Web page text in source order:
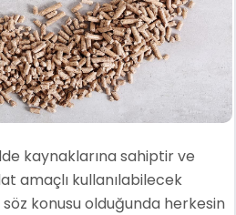
kaynaklarına sahiptir ve
amaçlı kullanılabilecek
söz konusu olduğunda herkesin